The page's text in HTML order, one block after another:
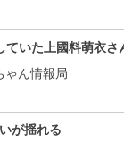
ていた上國料萌衣
ゃん情報局
が揺れる